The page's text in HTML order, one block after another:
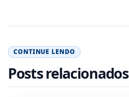
CONTINUE LENDO
Posts relacionados